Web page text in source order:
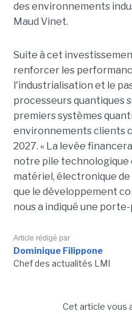
des environnements
Maud Vinet.
Suite à cet
renforcer les
l'industrialisation et le
processeurs quantiques
premiers systèmes
environnements clients
2027. « La levée
notre pile technologique
matériel, électronique
que le développement
nous a indiqué une
Article rédigé par
Dominique Filippone
Chef des actualités LMI
Cet article vous